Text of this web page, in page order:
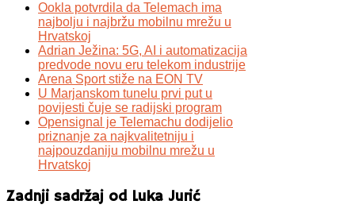
Ookla potvrdila da Telemach ima
najbolju i najbržu mobilnu mrežu u
Hrvatskoj
Adrian Ježina: 5G, AI i automatizacija
predvode novu eru telekom industrije
Arena Sport stiže na EON TV
U Marjanskom tunelu prvi put u
povijesti čuje se radijski program
Opensignal je Telemachu dodijelio
priznanje za najkvalitetniju i
najpouzdaniju mobilnu mrežu u
Hrvatskoj
Zadnji sadržaj od Luka Jurić